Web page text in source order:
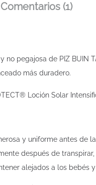
Comentarios (1)
y no pegajosa de PIZ
más duradero.
Loción Solar
y uniforme antes de
después de
alejados a los bebés